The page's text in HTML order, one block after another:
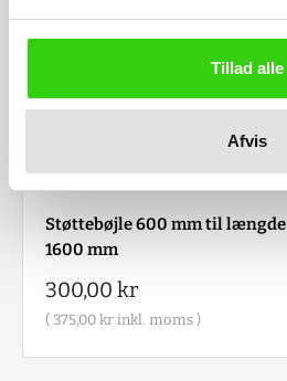
Tillad alle
Afvis
Støttebøjle 600 mm til længde
1600 mm
Salgspris
300,00 kr
( 375,00 kr inkl. moms )